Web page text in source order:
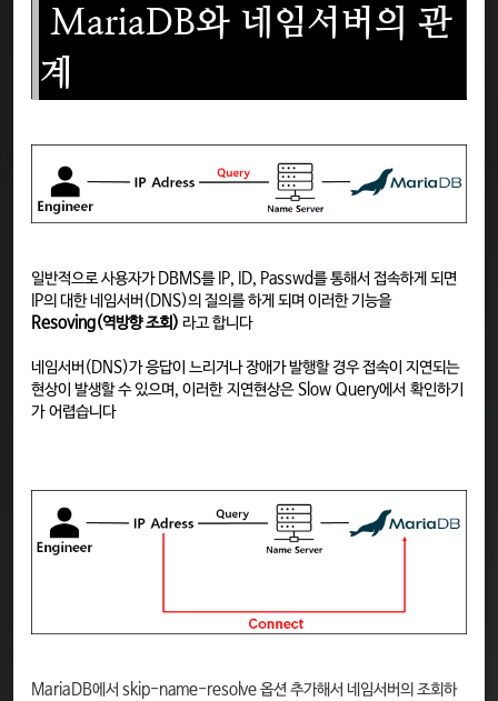
MariaDB와 네임서버의 관
계
일반적으로 사용자가 DBMS를 IP, ID, Passwd를 통해서 접속하게 되면
IP의 대한 네임서버(DNS)의 질의를 하게 되며 이러한 기능을
Resoving(역방향 조회) 라고 합니다
네임서버(DNS)가 응답이 느리거나 장애가 발행할 경우 접속이 지연되는
현상이 발생할 수 있으며, 이러한 지연현상은 Slow Query에서 확인하기
가 어렵습니다
MariaDB에서 skip-name-resolve 옵션 추가해서 네임서버의 조회하